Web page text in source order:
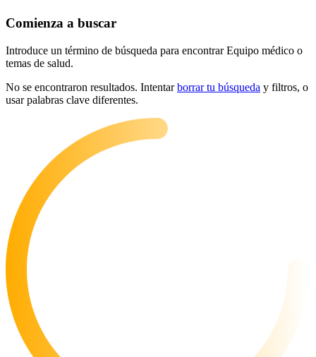
Comienza a buscar
Introduce un término de búsqueda para encontrar Equipo médico o
temas de salud.
No se encontraron resultados. Intentarborrar tu búsqueda y filtros, o
usar palabras clave diferentes.